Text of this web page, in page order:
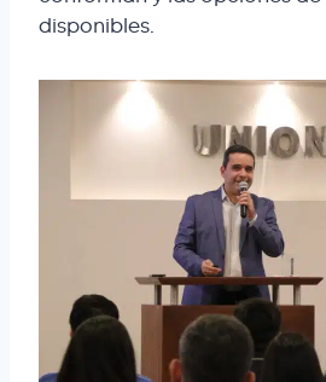
disponibles.